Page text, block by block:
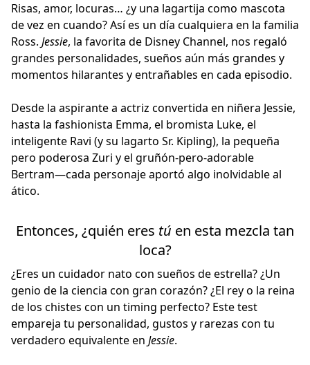
Risas, amor, locuras… ¿y una lagartija como mascota
de vez en cuando? Así es un día cualquiera en la familia
Ross. Jessie, la favorita de Disney Channel, nos regaló
grandes personalidades, sueños aún más grandes y
momentos hilarantes y entrañables en cada episodio.
Desde la aspirante a actriz convertida en niñera Jessie,
hasta la fashionista Emma, el bromista Luke, el
inteligente Ravi (y su lagarto Sr. Kipling), la pequeña
pero poderosa Zuri y el gruñón-pero-adorable
Bertram—cada personaje aportó algo inolvidable al
ático.
Entonces, ¿quién eres tú en esta mezcla tan
loca?
¿Eres un cuidador nato con sueños de estrella? ¿Un
genio de la ciencia con gran corazón? ¿El rey o la reina
de los chistes con un timing perfecto? Este test
empareja tu personalidad, gustos y rarezas con tu
verdadero equivalente en Jessie.